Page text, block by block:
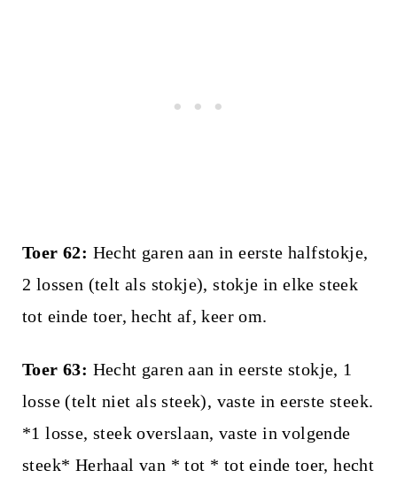
Toer 62: Hecht garen aan in eerste halfstokje,
2 lossen (telt als stokje), stokje in elke steek
tot einde toer, hecht af, keer om.
Toer 63: Hecht garen aan in eerste stokje, 1
losse (telt niet als steek), vaste in eerste steek.
*1 losse, steek overslaan, vaste in volgende
steek* Herhaal van * tot * tot einde toer, hecht